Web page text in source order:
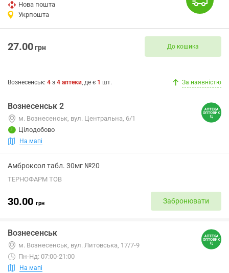
Нова пошта
Укрпошта
27.00грн До кошика
Вознесенськ: 4 з 4 аптеки, де є 1 шт. За наявністю
Вознесенськ 2
м. Вознесенськ, вул. Центральна, 6/1
Цілодобово
На мапі
Амброксол табл. 30мг №20
ТЕРНОФАРМ ТОВ
30.00 грн Забронювати
Вознесенськ
м. Вознесенськ, вул. Литовська, 17/7-9
Пн-Нд: 07:00-21:00
На мапі